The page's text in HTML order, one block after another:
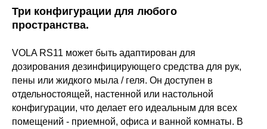
Три конфигурации для любого
пространства.
VOLA RS11 может быть адаптирован для
дозирования дезинфицирующего средства для рук,
пены или жидкого мыла / геля. Он доступен в
отдельностоящей, настенной или настольной
конфигурации, что делает его идеальным для всех
помещений - приемной, офиса и ванной комнаты. В